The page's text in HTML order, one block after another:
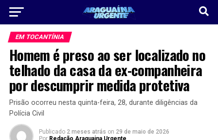
EM TOCANTÍNIA
Homem é preso ao ser localizado no
telhado da casa da ex-companheira
por descumprir medida protetiva
Prisão ocorreu nesta quinta-feira, 28, durante diligências da
Polícia Civil
Publicado 2 meses atrás on 29 de maio de 2026
Por Redação Araguaina Urgente